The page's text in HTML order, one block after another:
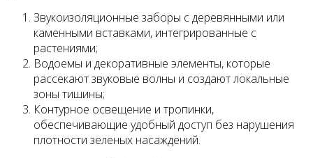
Звукоизоляционные заборы с деревянными или
каменными вставками, интегрированные с
растениями;
Водоемы и декоративные элементы, которые
рассекают звуковые волны и создают локальные
зоны тишины;
Контурное освещение и тропинки,
обеспечивающие удобный доступ без нарушения
плотности зеленых насаждений.